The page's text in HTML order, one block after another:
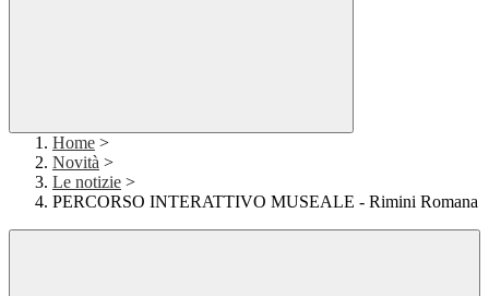
Home >
Novità >
Le notizie >
PERCORSO INTERATTIVO MUSEALE - Rimini Romana